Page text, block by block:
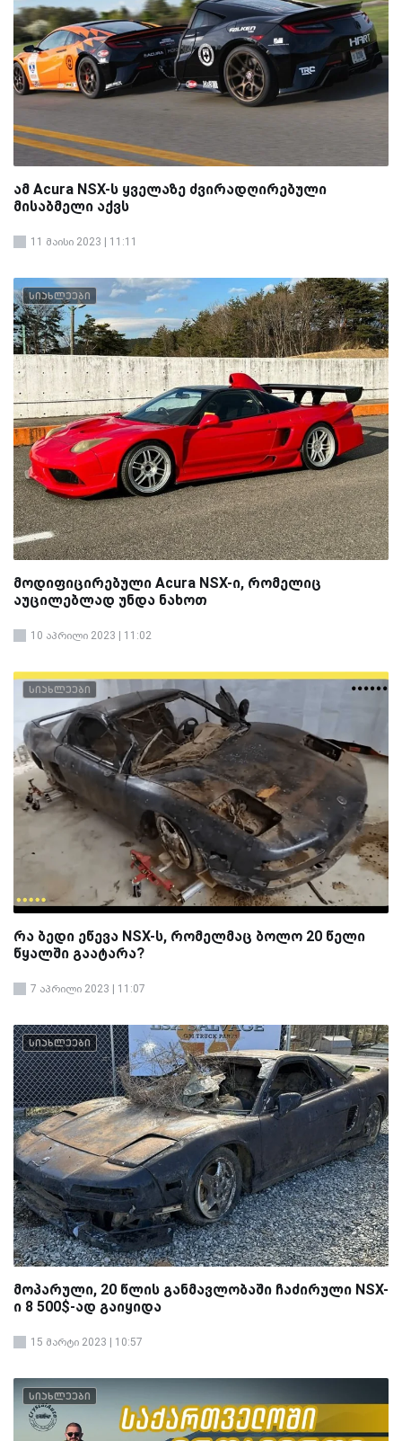
ამ Acura NSX-ს ყველაზე ძვირადღირებული
მისაბმელი აქვს
11 მაისი 2023 | 11:11
სიახლეები
მოდიფიცირებული Acura NSX-ი, რომელიც
აუცილებლად უნდა ნახოთ
10 აპრილი 2023 | 11:02
სიახლეები
რა ბედი ეწევა NSX-ს, რომელმაც ბოლო 20 წელი
წყალში გაატარა?
7 აპრილი 2023 | 11:07
სიახლეები
მოპარული, 20 წლის განმავლობაში ჩაძირული NSX-
ი 8 500$-ად გაიყიდა
15 მარტი 2023 | 10:57
სიახლეები